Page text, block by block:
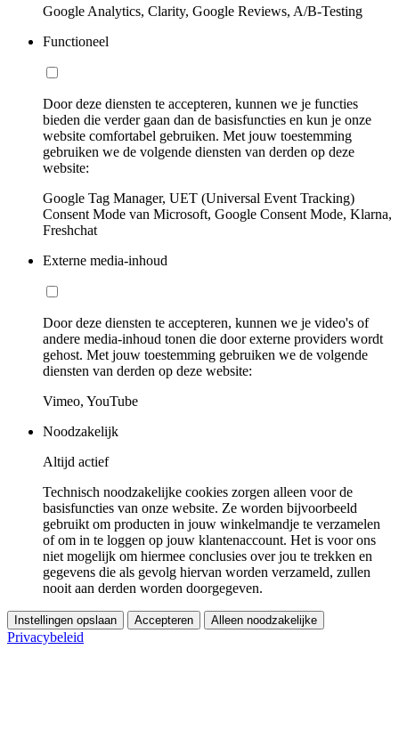
Google Analytics, Clarity, Google Reviews, A/B-Testing
Functioneel
Door deze diensten te accepteren, kunnen we je functies
bieden die verder gaan dan de basisfuncties en kun je onze
website comfortabel gebruiken. Met jouw toestemming
gebruiken we de volgende diensten van derden op deze
website:
Google Tag Manager, UET (Universal Event Tracking)
Consent Mode van Microsoft, Google Consent Mode, Klarna,
Freshchat
Externe media-inhoud
Door deze diensten te accepteren, kunnen we je video's of
andere media-inhoud tonen die door externe providers wordt
gehost. Met jouw toestemming gebruiken we de volgende
diensten van derden op deze website:
Vimeo, YouTube
Noodzakelijk
Altijd actief
Technisch noodzakelijke cookies zorgen alleen voor de
basisfuncties van onze website. Ze worden bijvoorbeeld
gebruikt om producten in jouw winkelmandje te verzamelen
of om in te loggen op jouw klantenaccount. Het is voor ons
niet mogelijk om hiermee conclusies over jou te trekken en
gegevens die als gevolg hiervan worden verzameld, zullen
nooit aan derden worden doorgegeven.
Instellingen opslaan Accepteren Alleen noodzakelijke
Privacybeleid